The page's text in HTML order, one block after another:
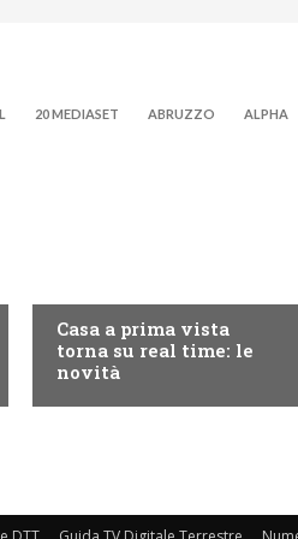
20 MEDIASET ABRUZZO ALPHA
Casa a prima vista
torna su real time: le
novità